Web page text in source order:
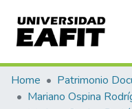
Communities &
All of DSpace
Home Patrimonio